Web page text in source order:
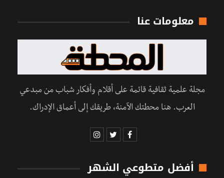
معلومات عنا
مجلة علمية ثقافية قائمة على أقلام وأفكار شباب من مبدعي
العرب. هنا محطتك الآمنة، طريقك إلى أعماق الإدراك.
أفضل متطوعي الشهر